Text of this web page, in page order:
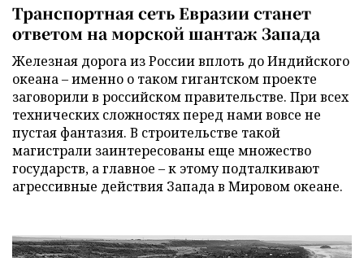
Транспортная сеть Евразии станет
ответом на морской шантаж Запада
Железная дорога из России вплоть до Индийского
океана – именно о таком гигантском проекте
заговорили в российском правительстве. При всех
технических сложностях перед нами вовсе не
пустая фантазия. В строительстве такой
магистрали заинтересованы еще множество
государств, а главное – к этому подталкивают
агрессивные действия Запада в Мировом океане.